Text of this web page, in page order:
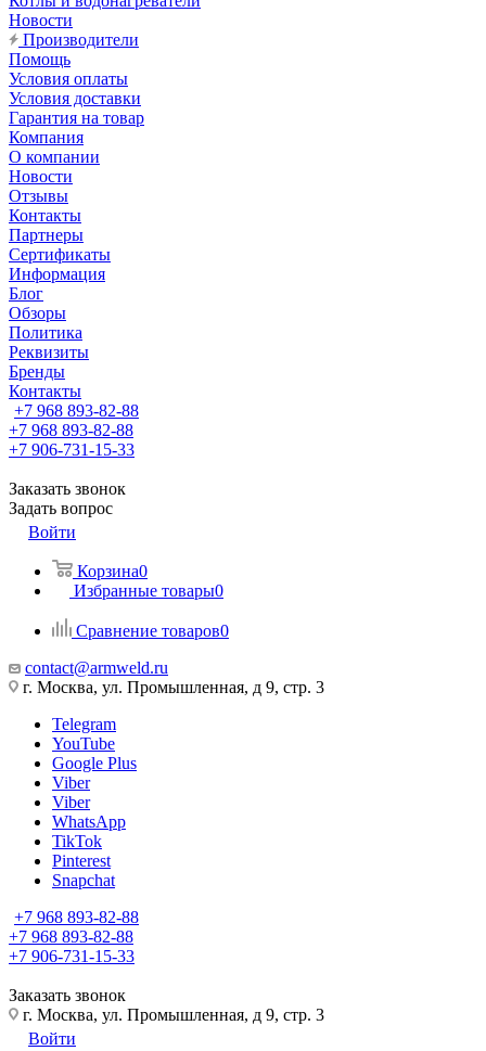
Новости
Производители
Помощь
Условия оплаты
Условия доставки
Гарантия на товар
Компания
О компании
Новости
Отзывы
Контакты
Партнеры
Сертификаты
Информация
Блог
Обзоры
Политика
Реквизиты
Бренды
Контакты
+7 968 893-82-88
+7 968 893-82-88
+7 906-731-15-33
Заказать звонок
Задать вопрос
Войти
Корзина0
Избранные товары0
Сравнение товаров0
contact@armweld.ru
г. Москва, ул. Промышленная, д 9, стр. 3
Telegram
YouTube
Google Plus
Viber
Viber
WhatsApp
TikTok
Pinterest
Snapchat
+7 968 893-82-88
+7 968 893-82-88
+7 906-731-15-33
Заказать звонок
г. Москва, ул. Промышленная, д 9, стр. 3
Войти